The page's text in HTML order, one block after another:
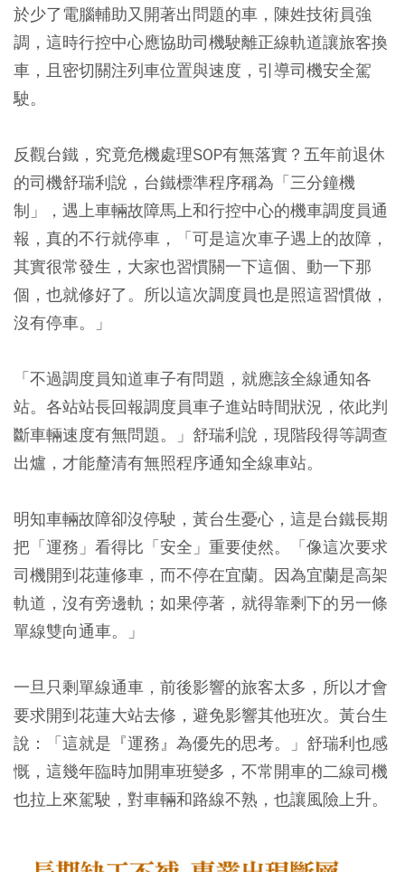
於少了電腦輔助又開著出問題的車，陳姓技術員強
調，這時行控中心應協助司機駛離正線軌道讓旅客換
車，且密切關注列車位置與速度，引導司機安全駕
駛。
反觀台鐵，究竟危機處理SOP有無落實？五年前退休
的司機舒瑞利說，台鐵標準程序稱為「三分鐘機
制」，遇上車輛故障馬上和行控中心的機車調度員通
報，真的不行就停車，「可是這次車子遇上的故障，
其實很常發生，大家也習慣關一下這個、動一下那
個，也就修好了。所以這次調度員也是照這習慣做，
沒有停車。」
「不過調度員知道車子有問題，就應該全線通知各
站。各站站長回報調度員車子進站時間狀況，依此判
斷車輛速度有無問題。」舒瑞利說，現階段得等調查
出爐，才能釐清有無照程序通知全線車站。
明知車輛故障卻沒停駛，黃台生憂心，這是台鐵長期
把「運務」看得比「安全」重要使然。「像這次要求
司機開到花蓮修車，而不停在宜蘭。因為宜蘭是高架
軌道，沒有旁邊軌；如果停著，就得靠剩下的另一條
單線雙向通車。」
一旦只剩單線通車，前後影響的旅客太多，所以才會
要求開到花蓮大站去修，避免影響其他班次。黃台生
說：「這就是『運務』為優先的思考。」舒瑞利也感
慨，這幾年臨時加開車班變多，不常開車的二線司機
也拉上來駕駛，對車輛和路線不熟，也讓風險上升。